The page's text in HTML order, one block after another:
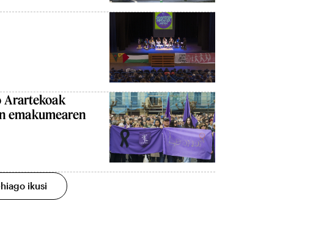
Arartekoak
emakumearen
ikusi